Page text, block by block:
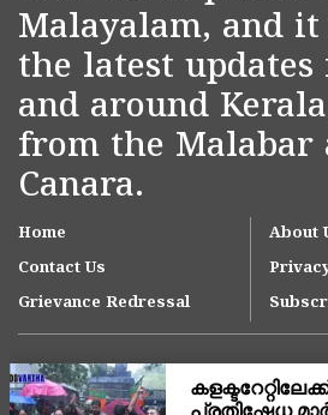
Malayalam, and
the latest
and around
from the Malabar
Canara.
Home
About
Contact Us
Grievance Redressal